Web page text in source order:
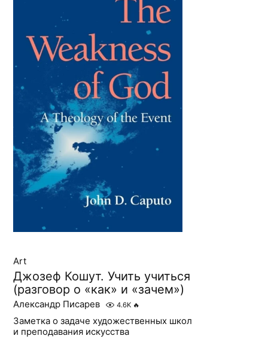
Art
Джозеф Кошут. Учить учиться
(разговор о «как» и «зачем»)
Александр Писарев 4.6K 🔥
Заметка о задаче художественных школ
и преподавания искусства